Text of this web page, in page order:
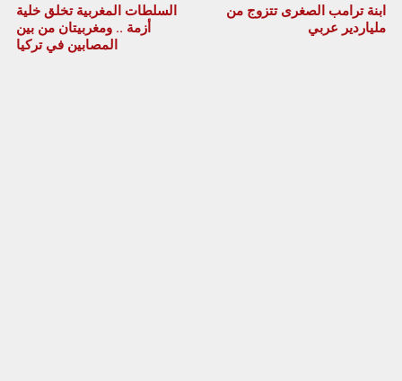
ابنة ترامب الصغرى تتزوج من
ملياردير عربي
السلطات المغربية تخلق خلية
أزمة .. ومغربيتان من بين
المصابين في تركيا